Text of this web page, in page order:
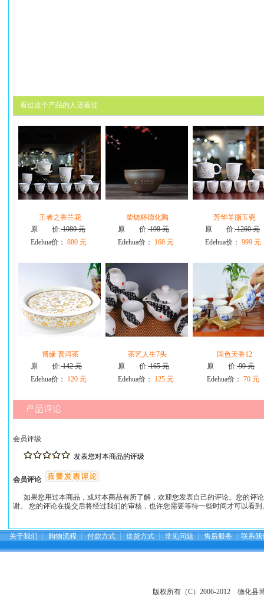
看过这个产品的人还看过
王者之香兰花
原 价:1080 元
Edehua价： 880 元
柴烧杯德化陶
原 价:198 元
Edehua价：
168 元
芳华羊脂玉瓷
原 价:1260 元
Edehua价： 999 元
博缘 普洱茶
原 价:142 元
Edehua价：
120 元
茶艺人生7头
原 价:165 元
Edehua价：
125 元
国色天香12
原 价:99 元
Edehua价： 70 元
会员评级
发表您对本商品的评级
会员评论
如果您用过本商品，或对本商品有所了解，欢迎您发表自己的评论。您的评
谢。 您的评论在提交后将经过我们的审核，也许您需要等待一些时间才可以看
关于我们 ┆ 购物流程 ┆ 付款方式 ┆ 送货方式 ┆ 常见问题 ┆ 售后服务 ┆ 联系我
版权所有（C）2006-2012 德化县